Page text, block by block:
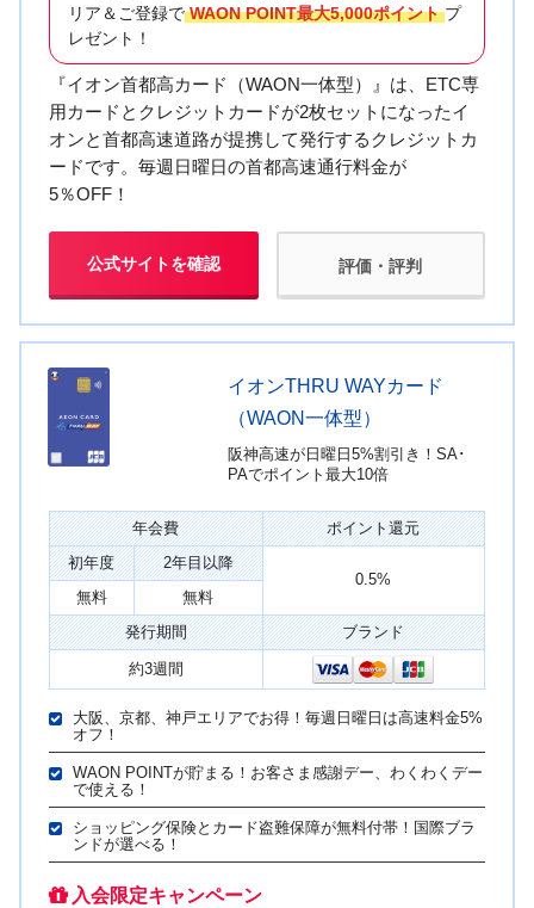
リア＆ご登録で WAON POINT最大5,000ポイント プ
レゼント！
『イオン首都高カード（WAON一体型）』は、ETC専
用カードとクレジットカードが2枚セットになったイ
オンと首都高速道路が提携して発行するクレジットカ
ードです。毎週日曜日の首都高速通行料金が
5％OFF！
公式サイトを確認 評価・評判
イオンTHRU WAYカード
（WAON一体型）
阪神高速が日曜日5%割引き！SA･
PAでポイント最大10倍
年会費
ポイント還元
初年度
2年目以降
0.5%
無料
無料
発行期間
ブランド
約3週間
大阪、京都、神戸エリアでお得！毎週日曜日は高速料金5%
オフ！
WAON POINTが貯まる！お客さま感謝デー、わくわくデー
で使える！
ショッピング保険とカード盗難保障が無料付帯！国際ブラ
ンドが選べる！
入会限定キャンペーン